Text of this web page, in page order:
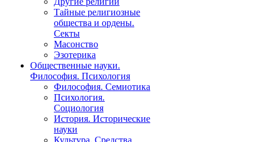
Тайные религиозные
общества и ордены.
Секты
Масонство
Эзотерика
Общественные науки.
Философия. Психология
Философия. Семиотика
Психология.
Социология
История. Исторические
науки
Культура. Средства